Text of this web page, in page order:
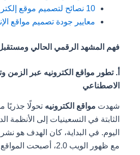
10 نصائح لتصميم موقع إلكتروني ممتاز
معايير جودة تصميم مواقع
فهم المشهد الرقمي الحالي ومستقبل
أ. تطور مواقع الكترونيه عبر الزمن
الاصطناعي
شهدتمواقع الكترونيهتحولًا جذريًا
الثابتة في التسعينيات إلى الأنظمة
اليوم. في البداية، كان الهدف هو نشر
مع ظهور الويب 2.0،